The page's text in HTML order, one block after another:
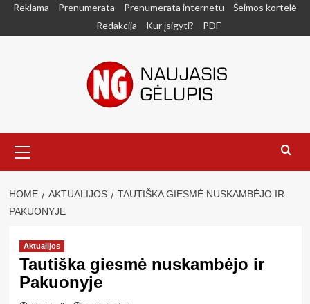
SkipReklama Prenumerata Prenumerata internetu
Šeimos kortelė
Redakcija
Kur įsigyti? PDF
Menu
HOME AKTUALIJOS
TAUTIŠKA GIESMĖ NUSKAMBĖJO IR
PAKUONYJE
Aktualijos
Tautiška giesmė nuskambėjo ir
Pakuonyje